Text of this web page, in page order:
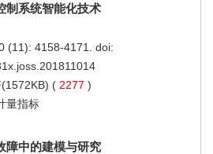
制系统智能化技术
(11): 4158-4171. doi:
(1572KB) ( 2277 )
量指标
障中的建模与研究